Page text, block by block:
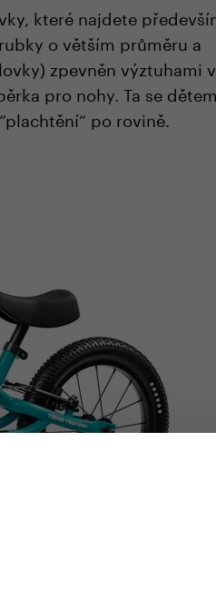
které najdete
o větším průměru a
zpevněn výztuhami
pro nohy. Ta se
po rovině.